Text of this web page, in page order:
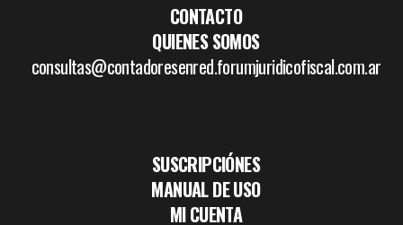
CONTACTO
QUIENES SOMOS
consultas@contadoresenred.forumjuridicofiscal.com.ar
SUSCRIPCIÓNES
MANUAL DE USO
MI CUENTA